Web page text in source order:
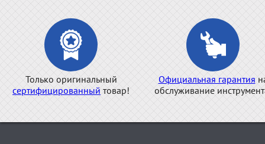
Только оригинальный
сертифицированный товар!
Официальная гарантия
обслуживание